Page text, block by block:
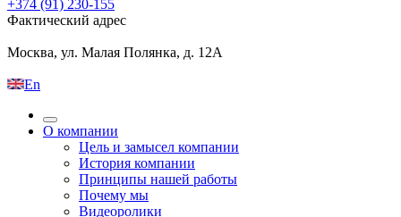
+374 (91) 230-155
Фактический адрес
Москва, ул. Малая Полянка, д. 12А
En
О компании
Цель и замысел компании
История компании
Принципы нашей работы
Почему мы
Видеоролики